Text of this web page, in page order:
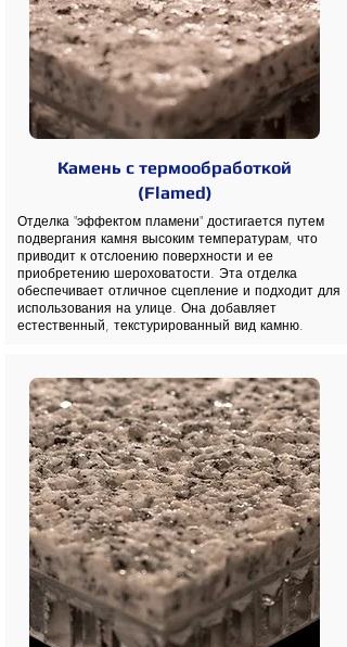
Камень с термообработкой
(Flamed)
Отделка "эффектом пламени" достигается путем
подвергания камня высоким температурам, что
приводит к отслоению поверхности и ее
приобретению шероховатости. Эта отделка
обеспечивает отличное сцепление и подходит для
использования на улице. Она добавляет
естественный, текстурированный вид камню.